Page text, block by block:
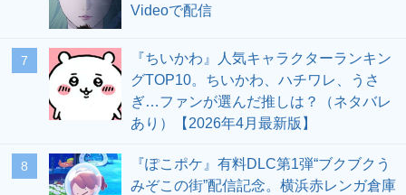
Videoで配信
7
『ちいかわ』人気キャラクターランキン
グTOP10。ちいかわ、ハチワレ、うさ
ぎ…ファンが選んだ推しは？（ネタバレ
あり）【2026年4月最新版】
8
『ぽこポケ』有料DLC第1弾“ブクブクう
みぞこの街”配信記念。横浜赤レンガ倉庫